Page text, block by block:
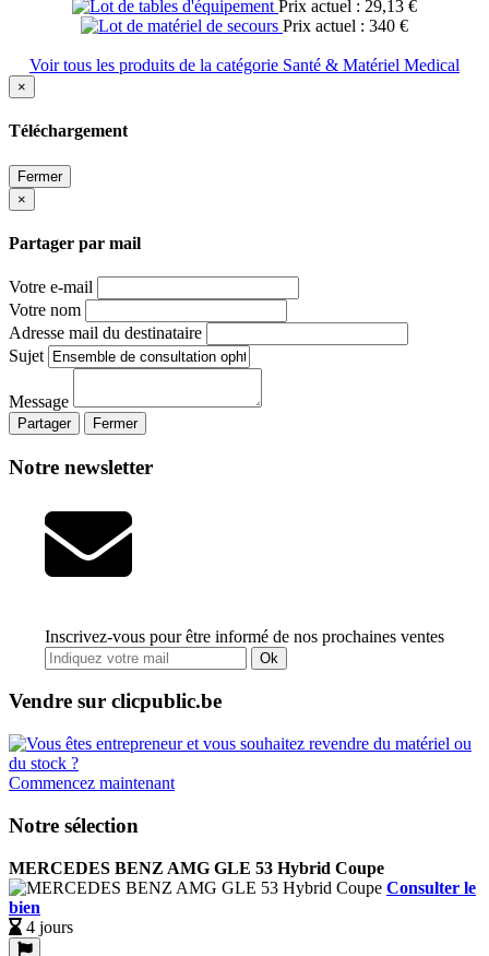
Prix actuel : 29,13 €
Prix actuel : 340 €
Voir tous les produits de la catégorie Santé & Matériel Medical
×
Téléchargement
Fermer
×
Partager par mail
Votre e-mail
Votre nom
Adresse mail du destinataire
Sujet
Message
Partager Fermer
Notre newsletter
Inscrivez-vous pour être informé de nos prochaines ventes
Ok
Vendre sur clicpublic.be
Commencez maintenant
Notre sélection
MERCEDES BENZ AMG GLE 53 Hybrid Coupe
Consulter le
bien
4 jours